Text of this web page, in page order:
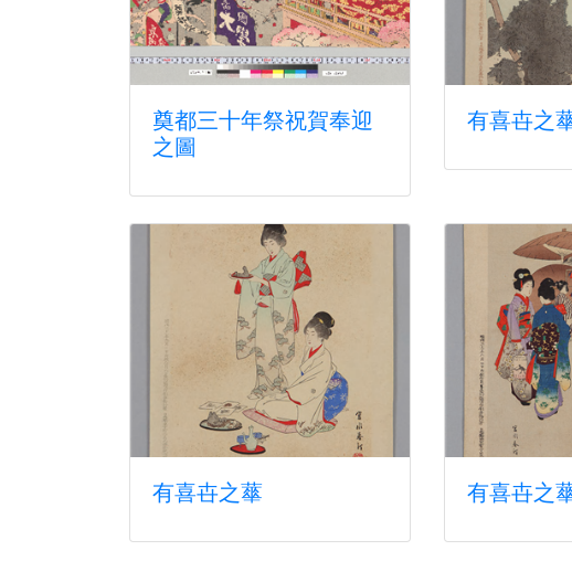
奠都三十年祭祝賀奉迎
之圖
有喜卋之
有喜卋之蕐 有喜卋之